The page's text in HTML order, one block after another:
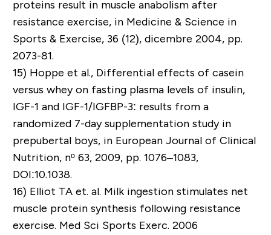
proteins result in muscle anabolism after
resistance exercise, in Medicine & Science in
Sports & Exercise, 36 (12), dicembre 2004, pp.
2073-81.
15) Hoppe et al., Differential effects of casein
versus whey on fasting plasma levels of insulin,
IGF-1 and IGF-1/IGFBP-3: results from a
randomized 7-day supplementation study in
prepubertal boys, in European Journal of Clinical
Nutrition, nº 63, 2009, pp. 1076–1083,
DOI:10.1038.
16) Elliot TA et. al. Milk ingestion stimulates net
muscle protein synthesis following resistance
exercise. Med Sci Sports Exerc. 2006